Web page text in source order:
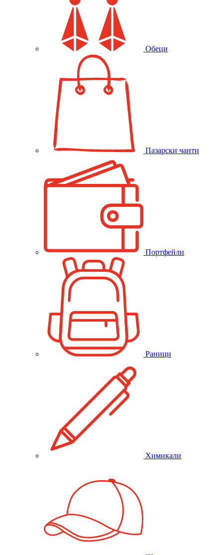
Обеци
Пазарски чанти
Портфейли
Раници
Химикали